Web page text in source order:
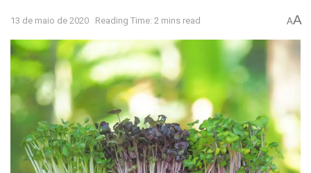
13 de maio de 2020 Reading Time: 2 mins read AA